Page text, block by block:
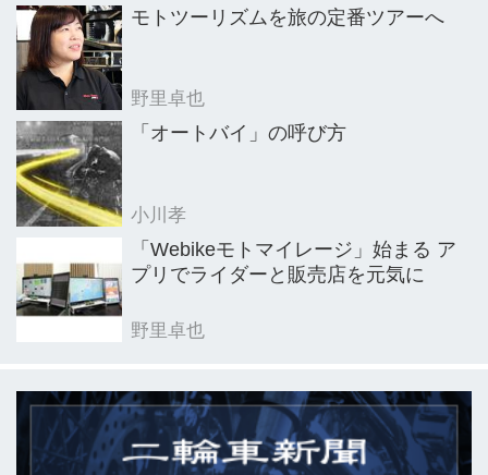
以降12年間にわたり40万台をはさんで
めている。
モトツーリズムを旅の定番ツアーへ
野里卓也
「オートバイ」の呼び方
小川孝
「Webikeモトマイレージ」始まる ア
プリでライダーと販売店を元気に
野里卓也